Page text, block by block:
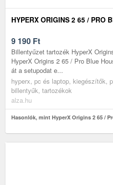
HYPERX ORIGINS 2 65 / PRO
9 190 Ft
Billentyűzet tartozék HyperX
HyperX Origins 2 65 / Pro Blue
át a setupodat e...
hyperx, pc és laptop, kiegészítők,
billentyűk, tartozékok
alza.hu
Hasonlók, mint HyperX Origins 2 65 /